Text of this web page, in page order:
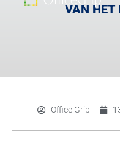
VAN HET
Office Grip